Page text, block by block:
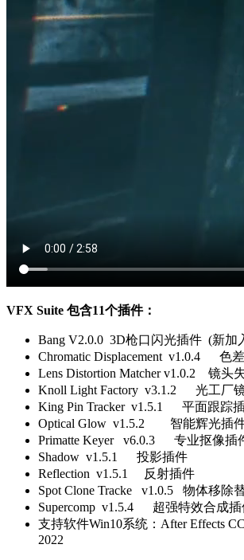
VFX Suite 包含11个插件：
Bang V2.0.0 3D枪口闪光插件 (新加
Chromatic Displacement v1.0.4 色
Lens Distortion Matcher v1.0.2 镜头
Knoll Light Factory v3.1.2 光工厂
King Pin Tracker v1.5.1 平面跟踪
Optical Glow v1.5.2 智能辉光插
Primatte Keyer v6.0.3 专业抠像插
Shadow v1.5.1 投影插件
Reflection v1.5.1 反射插件
Spot Clone Tracke v1.0.5 物体移除
Supercomp v1.5.4 超强特效合成插
支持软件Win10系统：After Effects
2022